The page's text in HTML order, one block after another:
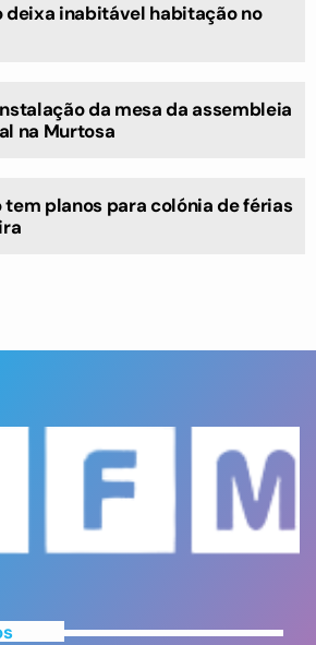
deixa inabitável habitação no
da mesa da assembleia
na Murtosa
tem planos para colónia de férias